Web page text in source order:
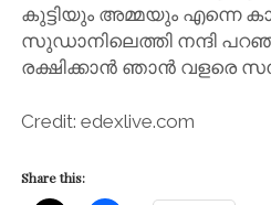
കുട്ടിയും അമ്മയും എന്നെ
സുഡാനിലെത്തി നന്ദി
രക്ഷിക്കാൻ ഞാൻ വളരെ
Credit: edexlive.com
Share this: